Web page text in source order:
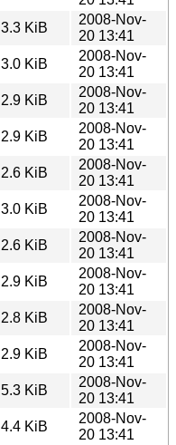
3.3 KiB
2008-Nov-
20 13:41
3.0 KiB
2008-Nov-
20 13:41
2.9 KiB
2008-Nov-
20 13:41
2.9 KiB
2008-Nov-
20 13:41
2.6 KiB
2008-Nov-
20 13:41
3.0 KiB
2008-Nov-
20 13:41
2.6 KiB
2008-Nov-
20 13:41
2.9 KiB
2008-Nov-
20 13:41
2.8 KiB
2008-Nov-
20 13:41
2.9 KiB
2008-Nov-
20 13:41
5.3 KiB
2008-Nov-
20 13:41
4.4 KiB
2008-Nov-
20 13:41